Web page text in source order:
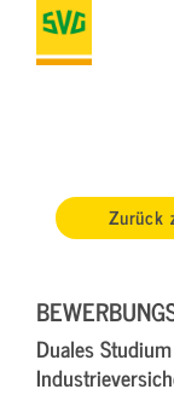
Zurück
Duales